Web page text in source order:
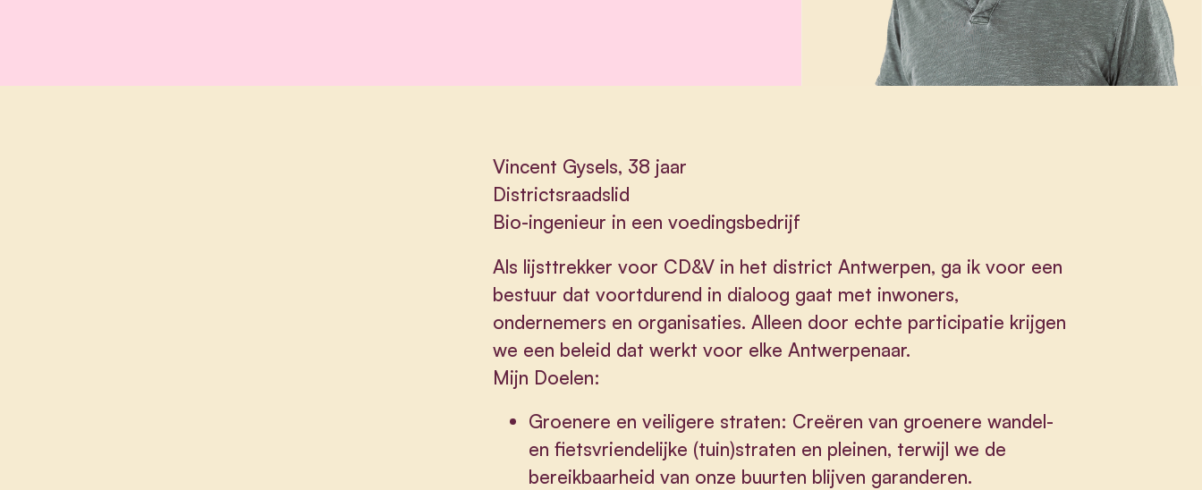
Vincent Gysels, 38 jaar
Districtsraadslid
Bio-ingenieur in een voedingsbedrijf
Als lijsttrekker voor CD&V in het district Antwerpen, ga ik voor een
bestuur dat voortdurend in dialoog gaat met inwoners,
ondernemers en organisaties. Alleen door echte participatie krijgen
we een beleid dat werkt voor elke Antwerpenaar.
Mijn Doelen:
Groenere en veiligere straten: Creëren van groenere wandel-
en fietsvriendelijke (tuin)straten en pleinen, terwijl we de
bereikbaarheid van onze buurten blijven garanderen.